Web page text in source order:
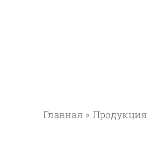
Главная » Продукция